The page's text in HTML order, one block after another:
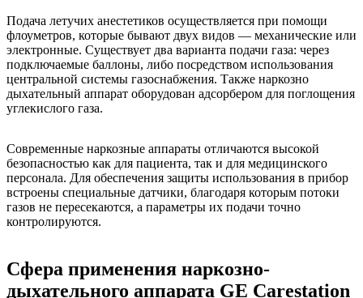
Подача летучих анестетиков осуществляется при помощи
флоуметров, которые бывают двух видов — механические или
электронные. Существует два варианта подачи газа: через
подключаемые баллоны, либо посредством использования
центральной системы газоснабжения. Также наркозно
дыхательный аппарат оборудован адсорбером для поглощения
углекислого газа.
Современные наркозные аппараты отличаются высокой
безопасностью как для пациента, так и для медицинского
персонала. Для обеспечения защиты использования в прибор
встроены специальные датчики, благодаря которым потоки
газов не пересекаются, а параметры их подачи точно
контролируются.
Сфера применения наркозно-
дыхательного аппарата GE Carestation